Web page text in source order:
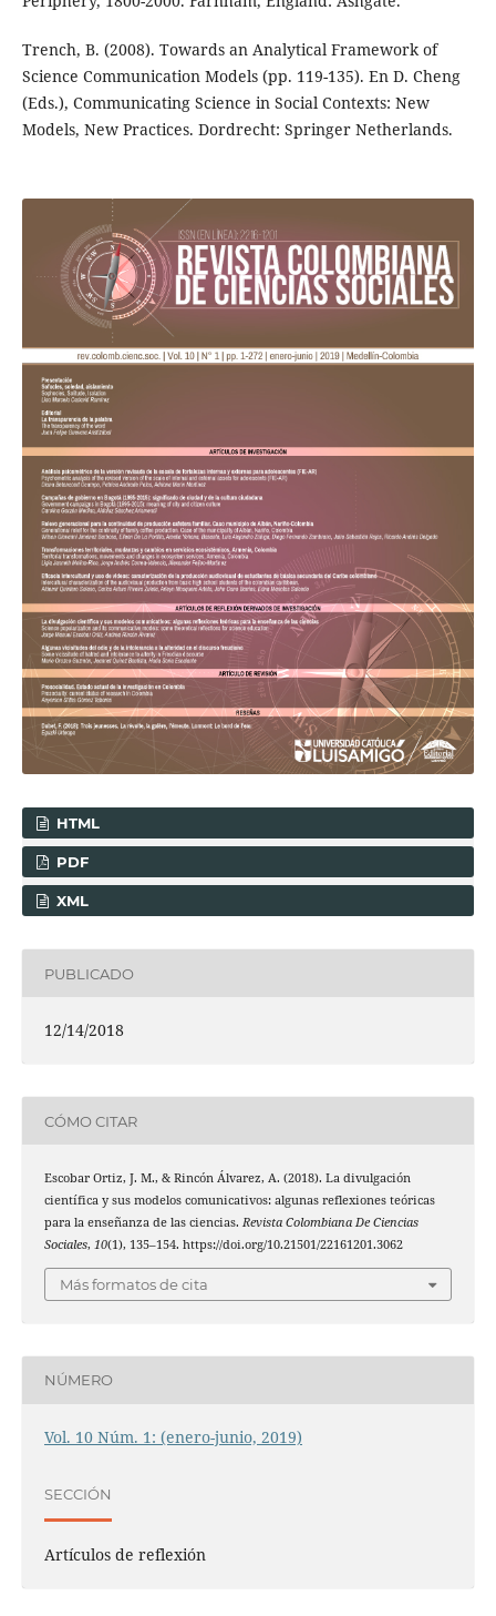
Trench, B. (2008). Towards an Analytical Framework of
Science Communication Models (pp. 119-135). En D. Cheng
(Eds.), Communicating Science in Social Contexts: New
Models, New Practices. Dordrecht: Springer Netherlands.
HTML
PDF
XML
PUBLICADO
12/14/2018
CÓMO CITAR
Escobar Ortiz, J. M., & Rincón Álvarez, A. (2018). La divulgación
científica y sus modelos comunicativos: algunas reflexiones teóricas
para la enseñanza de las ciencias. Revista Colombiana De Ciencias
Sociales, 10(1), 135–154. https://doi.org/10.21501/22161201.3062
Más formatos de cita
NÚMERO
Vol. 10 Núm. 1: (enero-junio, 2019)
SECCIÓN
Artículos de reflexión